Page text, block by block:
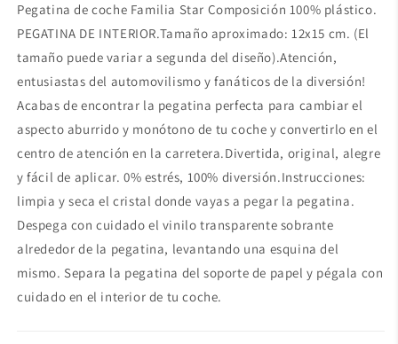
Pegatina de coche Familia Star Composición 100% plástico.
PEGATINA DE INTERIOR.Tamaño aproximado: 12x15 cm. (El
tamaño puede variar a segunda del diseño).Atención,
entusiastas del automovilismo y fanáticos de la diversión!
Acabas de encontrar la pegatina perfecta para cambiar el
aspecto aburrido y monótono de tu coche y convertirlo en el
centro de atención en la carretera.Divertida, original, alegre
y fácil de aplicar. 0% estrés, 100% diversión.Instrucciones:
limpia y seca el cristal donde vayas a pegar la pegatina.
Despega con cuidado el vinilo transparente sobrante
alrededor de la pegatina, levantando una esquina del
mismo. Separa la pegatina del soporte de papel y pégala con
cuidado en el interior de tu coche.